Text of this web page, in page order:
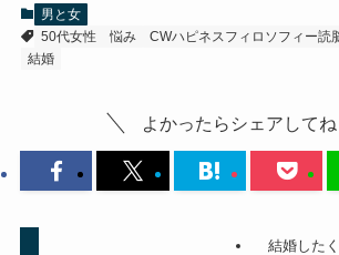
男と女
50代女性 悩み
CWハピネスフィロソフィー読
結婚
よかったらシェアしてね
結婚した